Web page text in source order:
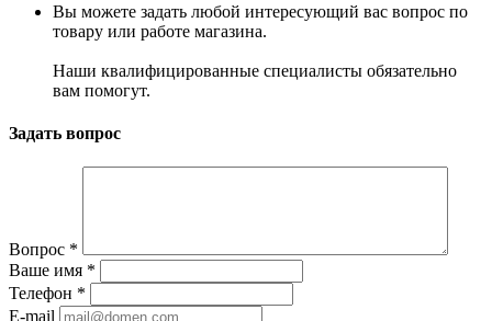
Вы можете задать любой интересующий вас вопрос по
товару или работе магазина.
Наши квалифицированные специалисты обязательно
вам помогут.
Задать вопрос
Вопрос *
Ваше имя *
Телефон *
E-mail